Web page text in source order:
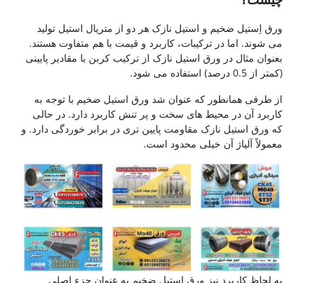
ورق اِستیل ضخیم و استیل نازک هر دو از متریال استیل تولید
می شوند. اما در ترکیبات، کاربرد و قیمت با هم متفاوت هستند.
بعنوان مثال در ورق استیل نازک از ترکیب کربن با مقادیر پایینی
(کمتر از 0.5 درصد) استفاده می شود.
از طرفی همانطور که عنوان شد ورق استیل ضخیم با توجه به
کاربرد آن در محیط های سخت و پر تنش کاربرد دارد. در حالی
که ورق استیل نازک مقاومت پایین تری در برابر خوردگی دارد. و
معمولاً آلیاژ آن خیلی محدود است.
به لحاظ کاربرد نیز ورق استیلِ ضخیم به عنوان جزء اصلی